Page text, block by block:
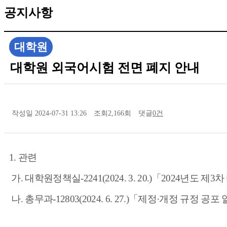
공지사항
대학원
대학원 외국어시험 전면 폐지 안내
작성일 2024-07-31 13:26 조회 2,166회 댓글0건
1. 관련
가. 대학원정책실-2241(2024. 3. 20.)「2024년도 제3차
나. 총무과-12803(2024. 6. 27.)「제정·개정 규정 공포